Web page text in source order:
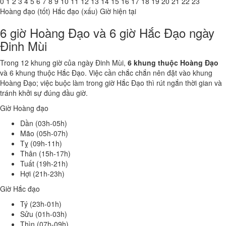
Hoàng đạo (tốt) Hắc đạo (xấu) Giờ hiện tại
6 giờ Hoàng Đạo và 6 giờ Hắc Đạo ngày
Đinh Mùi
Trong 12 khung giờ của ngày Đinh Mùi, 6 khung thuộc Hoàng Đạo
và 6 khung thuộc Hắc Đạo. Việc cần chắc chắn nên đặt vào khung
Hoàng Đạo; việc buộc làm trong giờ Hắc Đạo thì rút ngắn thời gian và
tránh khởi sự đúng đầu giờ.
Giờ Hoàng đạo
Dần (03h-05h)
Mão (05h-07h)
Tỵ (09h-11h)
Thân (15h-17h)
Tuất (19h-21h)
Hợi (21h-23h)
Giờ Hắc đạo
Tý (23h-01h)
Sửu (01h-03h)
Thìn (07h-09h)